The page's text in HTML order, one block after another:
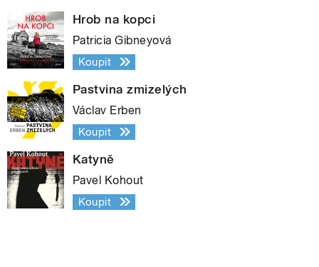
Hrob na kopci
Patricia Gibneyová
Koupit
Pastvina zmizelých
Václav Erben
Koupit
Katyně
Pavel Kohout
Koupit